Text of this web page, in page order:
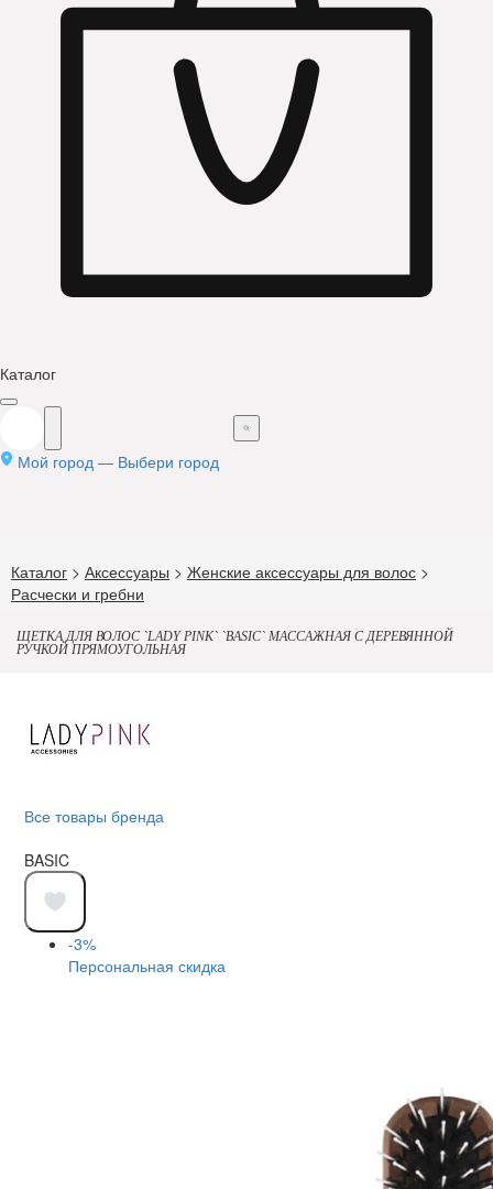
Каталог
Мой город — Выбери город
Каталог > Аксессуары > Женские аксессуары для волос >
Расчески и гребни
ЩЕТКА ДЛЯ ВОЛОС `LADY PINK` `BASIC` МАССАЖНАЯ С ДЕРЕВЯННОЙ
РУЧКОЙ ПРЯМОУГОЛЬНАЯ
Все товары бренда
BASIC
-3%
Персональная скидка